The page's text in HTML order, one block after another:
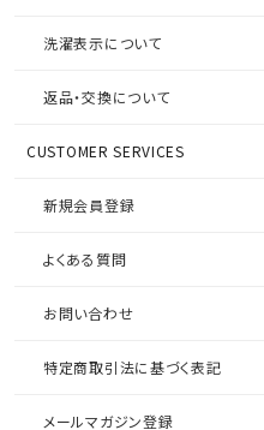
洗濯表示について
返品・交換について
CUSTOMER SERVICES
新規会員登録
よくある質問
お問い合わせ
特定商取引法に基づく表記
メールマガジン登録